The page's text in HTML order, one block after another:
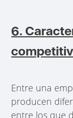
6.
Entre una
producen
entre los que